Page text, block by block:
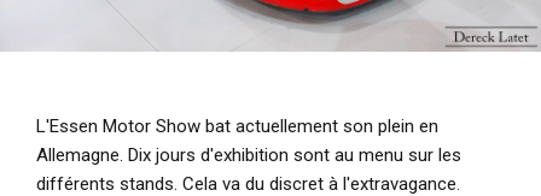
L'Essen Motor Show bat actuellement son plein en
Allemagne. Dix jours d'exhibition sont au menu sur les
différents stands. Cela va du discret à l'extravagance.